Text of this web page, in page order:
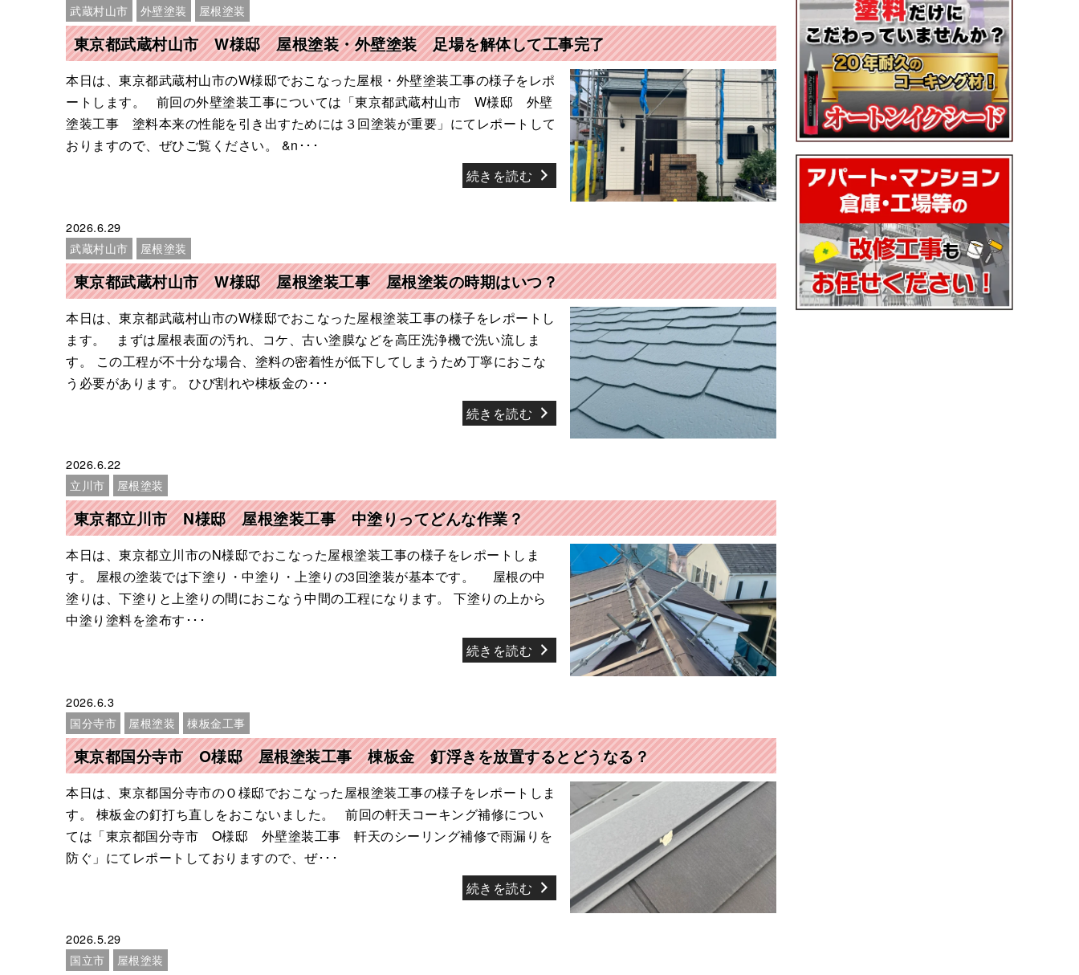
武蔵村山市 外壁塗装 屋根塗装
東京都武蔵村山市 W様邸 屋根塗装・外壁塗装 足場を解体して工事完了
本日は、東京都武蔵村山市のW様邸でおこなった屋根・外壁塗装工事の様子をレポ
ートします。 前回の外壁塗装工事については「東京都武蔵村山市 W様邸 外壁
塗装工事 塗料本来の性能を引き出すためには３回塗装が重要」にてレポートして
おりますので、ぜひご覧ください。 &n･･･
続きを読む
2026.6.29
武蔵村山市 屋根塗装
東京都武蔵村山市 W様邸 屋根塗装工事 屋根塗装の時期はいつ？
本日は、東京都武蔵村山市のW様邸でおこなった屋根塗装工事の様子をレポートし
ます。 まずは屋根表面の汚れ、コケ、古い塗膜などを高圧洗浄機で洗い流しま
す。 この工程が不十分な場合、塗料の密着性が低下してしまうため丁寧におこな
う必要があります。 ひび割れや棟板金の･･･
続きを読む
2026.6.22
立川市 屋根塗装
東京都立川市 N様邸 屋根塗装工事 中塗りってどんな作業？
本日は、東京都立川市のN様邸でおこなった屋根塗装工事の様子をレポートしま
す。 屋根の塗装では下塗り・中塗り・上塗りの3回塗装が基本です。 屋根の中
塗りは、下塗りと上塗りの間におこなう中間の工程になります。 下塗りの上から
中塗り塗料を塗布す･･･
続きを読む
2026.6.3
国分寺市 屋根塗装 棟板金工事
東京都国分寺市 O様邸 屋根塗装工事 棟板金 釘浮きを放置するとどうなる？
本日は、東京都国分寺市のＯ様邸でおこなった屋根塗装工事の様子をレポートしま
す。 棟板金の釘打ち直しをおこないました。 前回の軒天コーキング補修につい
ては「東京都国分寺市 O様邸 外壁塗装工事 軒天のシーリング補修で雨漏りを
防ぐ」にてレポートしておりますので、ぜ･･･
続きを読む
2026.5.29
国立市 屋根塗装